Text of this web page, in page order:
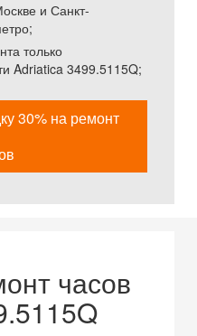
и Санкт-
только
Adriatica 3499.5115Q;
30% на ремонт
часов